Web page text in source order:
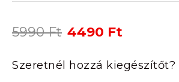
5990Ft Original
was:
5990 Ft.
4490 Ft
is:
4490 Ft.
Szeretnél hozzá kiegészítőt?